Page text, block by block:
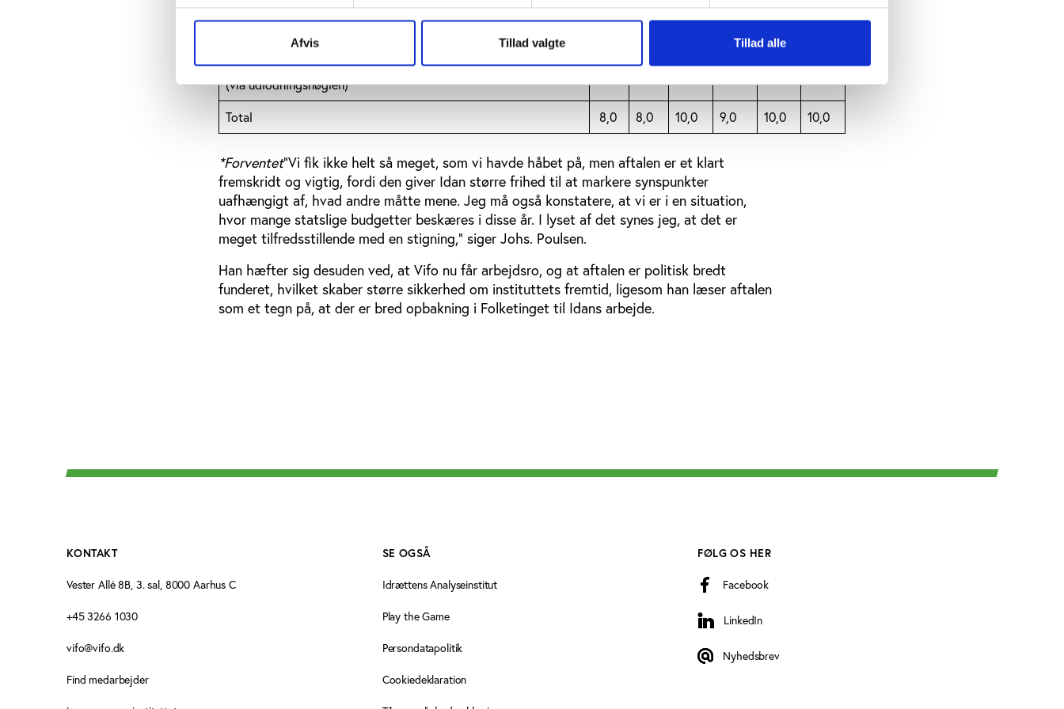
Afvis Tillad valgte Tillad alle
Samlet forventet bevilling til Idan/Play the Game/Vifo i forliget
(via udlodningsnøglen)
0,0 0,0 0,0 9,0 10,0 10,0
Total 8,0 8,0 10,0 9,0 10,0 10,0
*Forventet”Vi fik ikke helt så meget, som vi havde håbet på, men aftalen er et klart
fremskridt og vigtig, fordi den giver Idan større frihed til at markere synspunkter
uafhængigt af, hvad andre måtte mene. Jeg må også konstatere, at vi er i en situation,
hvor mange statslige budgetter beskæres i disse år. I lyset af det synes jeg, at det er
meget tilfredsstillende med en stigning,” siger Johs. Poulsen.
Han hæfter sig desuden ved, at Vifo nu får arbejdsro, og at aftalen er politisk bredt
funderet, hvilket skaber større sikkerhed om instituttets fremtid, ligesom han læser aftalen
som et tegn på, at der er bred opbakning i Folketinget til Idans arbejde.
KONTAKT
Vester Allé 8B, 3. sal, 8000 Aarhus C
+45 3266 1030
vifo@vifo.dk
Find medarbejder
SE OGSÅ
Idrættens Analyseinstitut
Play the Game
Persondatapolitik
Cookiedeklaration
FØLG OS HER
Facebook
LinkedIn
LinkedIn
Nyhedsbrev
Nyhedsbrev